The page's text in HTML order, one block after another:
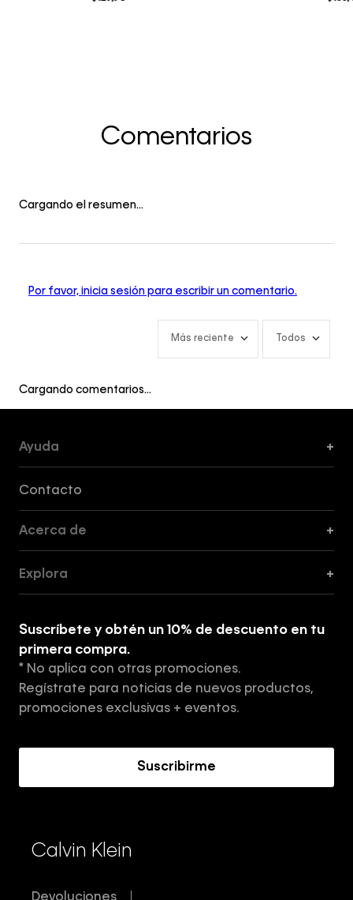
Comentarios
Cargando el resumen…
Por favor, inicia sesión para escribir un comentario.
Más reciente Todos
Cargando comentarios…
Ayuda +
Contacto
Acerca de +
Tiendas
Aviso de privacidad
Términos y Condiciones
Explora +
Suscríbete y obtén un 10% de descuento en tu
primera compra.
* No aplica con otras promociones.
Regístrate para noticias de nuevos productos,
promociones exclusivas + eventos.
Suscribirme
Calvin Klein